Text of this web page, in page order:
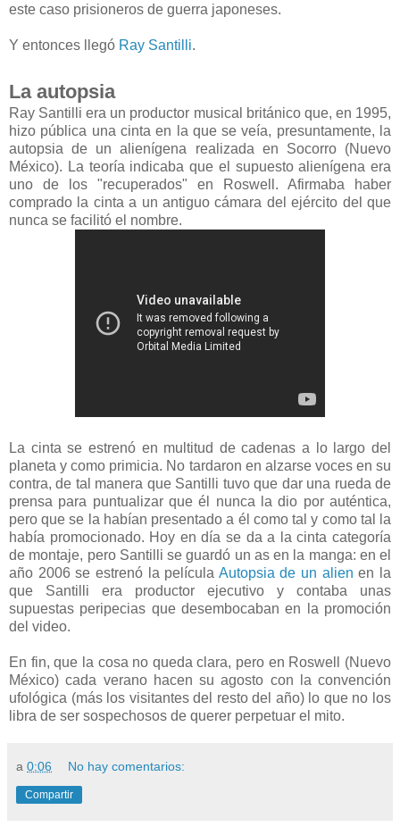
este caso prisioneros de guerra japoneses.
Y entonces llegó Ray Santilli.
La autopsia
Ray Santilli era un productor musical británico que, en 1995,
hizo pública una cinta en la que se veía, presuntamente, la
autopsia de un alienígena realizada en Socorro (Nuevo
México). La teoría indicaba que el supuesto alienígena era
uno de los "recuperados" en Roswell. Afirmaba haber
comprado la cinta a un antiguo cámara del ejército del que
nunca se facilitó el nombre.
La cinta se estrenó en multitud de cadenas a lo largo del
planeta y como primicia. No tardaron en alzarse voces en su
contra, de tal manera que Santilli tuvo que dar una rueda de
prensa para puntualizar que él nunca la dio por auténtica,
pero que se la habían presentado a él como tal y como tal la
había promocionado. Hoy en día se da a la cinta categoría
de montaje, pero Santilli se guardó un as en la manga: en el
año 2006 se estrenó la película Autopsia de un alien en la
que Santilli era productor ejecutivo y contaba unas
supuestas peripecias que desembocaban en la promoción
del video.
En fin, que la cosa no queda clara, pero en Roswell (Nuevo
México) cada verano hacen su agosto con la convención
ufológica (más los visitantes del resto del año) lo que no los
libra de ser sospechosos de querer perpetuar el mito.
a 0:06 No hay comentarios:
Compartir